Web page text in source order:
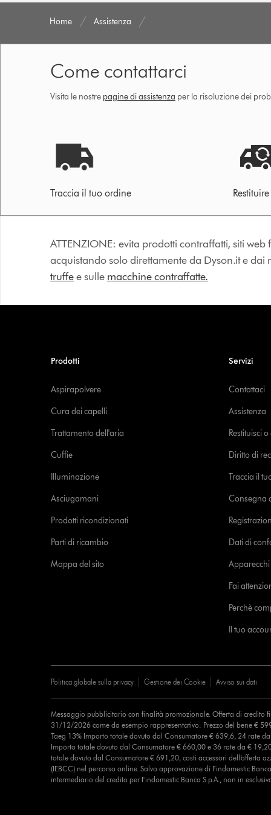
Home Assistenza
Come contattarci
Visita le nostre pagine di assistenza per la risoluzione dei
Traccia il tuo ordine
ATTENZIONE: evita prodotti contraffatti, siti
acquistando solo direttamente da Dyson.it e dai
truffee sulle macchine contraffatte.
Prodotti
Aspirapolvere
Cura dei capelli
Trattamento dell'aria
Cuffie
Illuminazione
Asciugamani
Prodotti ricondizionati
Parti di ricambio
Mappa del sito
Servizi
Contattaci
Assistenza
Restituisci
Diritto di
Traccia il
Consegna
Dati di
Fai
Perchè
Il tuo
Politica globale sulla privacy Gestione dei Cookie Avviso sui dati
Messaggio pubblicitario con finalità promozionale. Offerta di
31/12/2026 come da esempio rappresentativo: Prezzo del bene €
Taeg 13% Importo totale dovuto dal Consumatore € 639,6, 24 rate
Importo totale dovuto dal Consumatore € 660,00 e 36 rate da €
totale dovuto dal Consumatore € 691,20, costi accessori dell’offerta
(IEBCC) nel percorso online. Salvo approvazione di Findomestic
intermediario del credito per Findomestic Banca S.p.A., non in